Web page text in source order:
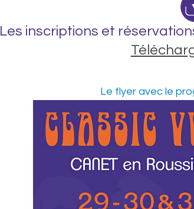
Les inscriptions et
Le flyer avec le